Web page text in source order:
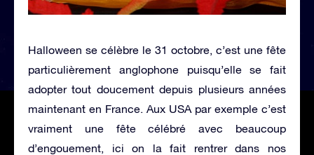
Halloween se célèbre le 31 octobre, c’est une fête
particulièrement anglophone puisqu’elle se fait
adopter tout doucement depuis plusieurs années
maintenant en France. Aux USA par exemple c’est
vraiment une fête célébré avec beaucoup
d’engouement, ici on la fait rentrer dans nos